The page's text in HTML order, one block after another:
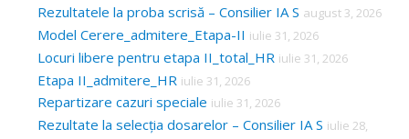
Rezultatele la proba scrisă – Consilier IA S august 3, 2026
Model Cerere_admitere_Etapa-II iulie 31, 2026
Locuri libere pentru etapa II_total_HR iulie 31, 2026
Etapa II_admitere_HR iulie 31, 2026
Repartizare cazuri speciale iulie 31, 2026
Rezultate la selecția dosarelor – Consilier IA S iulie 28,